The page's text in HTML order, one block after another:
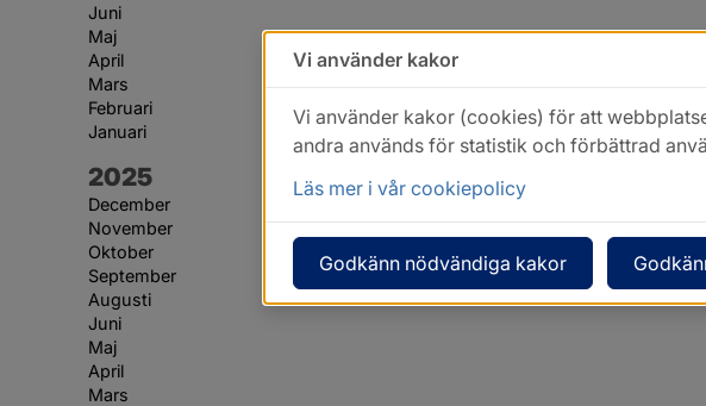
Juni
Maj
April
Mars
Februari
Januari
År:
2025
December
November
Oktober
September
Augusti
Juni
Maj
April
Mars
Vi använder kakor
Vi använder kakor (cookies) för att
andra används för statistik och förbättrad
Läs mer i vår cookiepolicy
Godkänn nödvändiga kakor